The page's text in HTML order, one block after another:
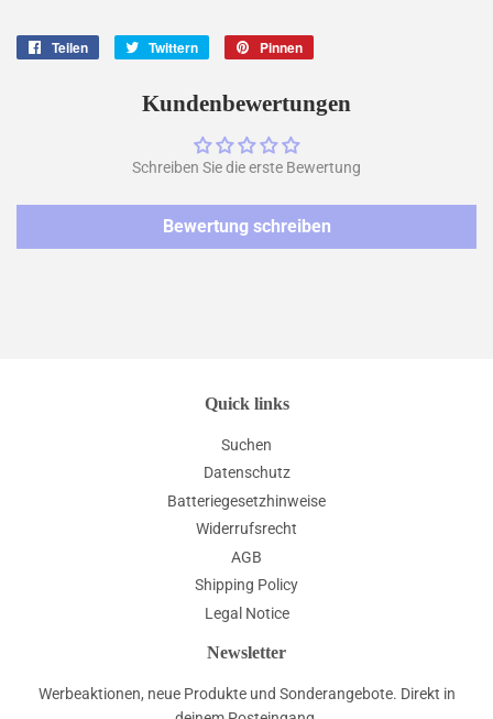
Teilen Twittern
twittern
Pinnen
pinnen
Kundenbewertungen
Schreiben Sie die erste Bewertung
Bewertung schreiben
Quick links
Suchen
Datenschutz
Batteriegesetzhinweise
Widerrufsrecht
AGB
Shipping Policy
Legal Notice
Newsletter
Werbeaktionen, neue Produkte und Sonderangebote. Direkt in